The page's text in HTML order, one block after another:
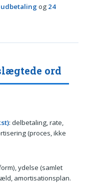
udbetaling og 24
ord
: delbetaling, rate,
(proces, ikke
ydelse (samlet
amortisationsplan.